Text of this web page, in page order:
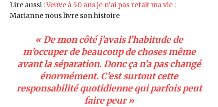
Lire aussi :Veuve à 50 ans je n’ai pas refait ma vie :
Marianne nous livre son histoire
« De mon côté j’avais l’habitude de
m’occuper de beaucoup de choses même
avant la séparation.Donc ça n’a pas changé
énormément. C’est surtout cette
responsabilité quotidienne qui parfois peut
faire peur »